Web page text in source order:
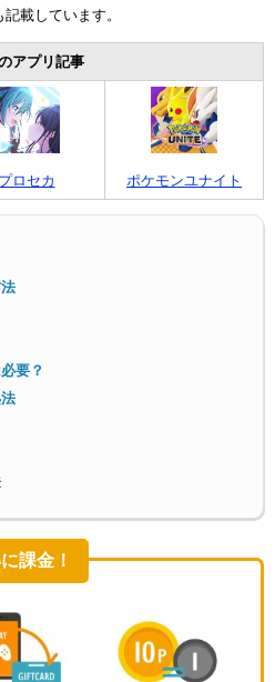
載しています。
アプリ記事
プロセカ ポケモンユナイト
要？
課金！